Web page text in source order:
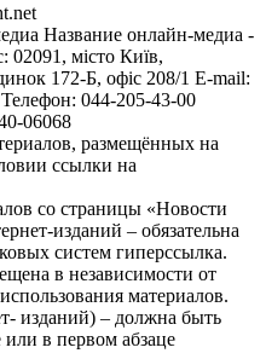
Название онлайн-медиа -
02091, місто Київ,
172-Б, офіс 208/1 E-mail:
Телефон: 044-205-43-00
06068
размещённых на
ссылки на
со страницы «Новости
изданий – обязательна
систем гиперссылка.
в независимости от
материалов.
изданий) – должна быть
или в первом абзаце